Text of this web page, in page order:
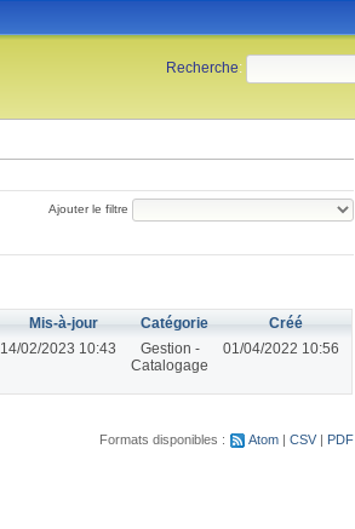
Recherche:
Ajouter le filtre
Mis-à-jour Catégorie
Créé
14/02/2023 10:43
Gestion -
Catalogage
01/04/2022 10:56
Formats disponibles :
Atom CSV PDF